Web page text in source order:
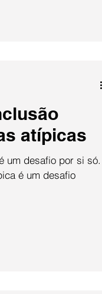
atípicas
um desafio por si só.
é um desafio